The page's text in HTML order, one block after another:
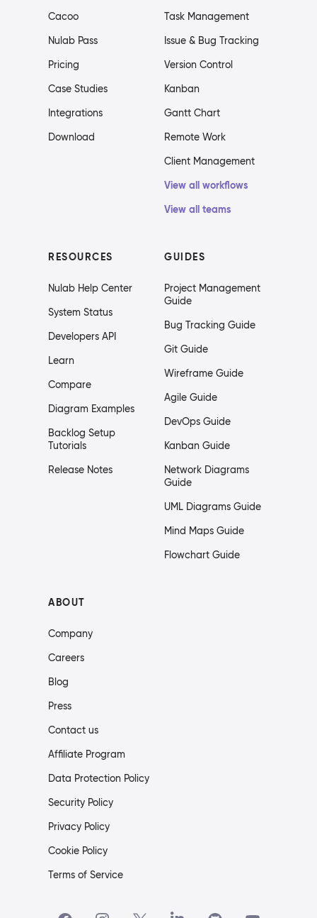
Cacoo
Nulab Pass
Pricing
Case Studies
Integrations
Download
Task Management
Issue & Bug Tracking
Version Control
Kanban
Gantt Chart
Remote Work
Client Management
View all workflows
View all teams
RESOURCES
Nulab Help Center
System Status
Developers API
Learn
Compare
Diagram Examples
Backlog Setup
Tutorials
Release Notes
GUIDES
Project Management
Guide
Bug Tracking Guide
Git Guide
Wireframe Guide
Agile Guide
DevOps Guide
Kanban Guide
Network Diagrams
Guide
UML Diagrams Guide
Mind Maps Guide
Flowchart Guide
ABOUT
Company
Careers
Blog
Press
Contact us
Affiliate Program
Data Protection Policy
Security Policy
Privacy Policy
Cookie Policy
Terms of Service